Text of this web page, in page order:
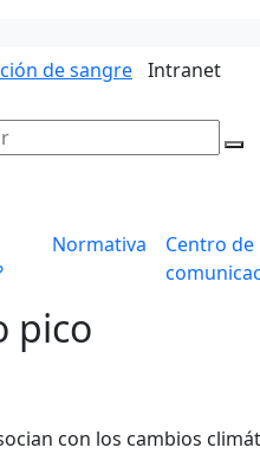
de sangre Intranet
Normativa
Centro de
pico
con los cambios